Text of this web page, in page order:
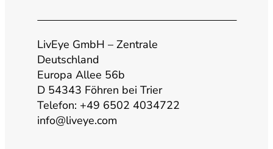
t
b
t
g
e
k
LivEye GmbH – Zentrale
Deutschland
Europa Allee 56b
D 54343 Föhren bei Trier
Telefon: +49 6502 4034722
info@liveye.com